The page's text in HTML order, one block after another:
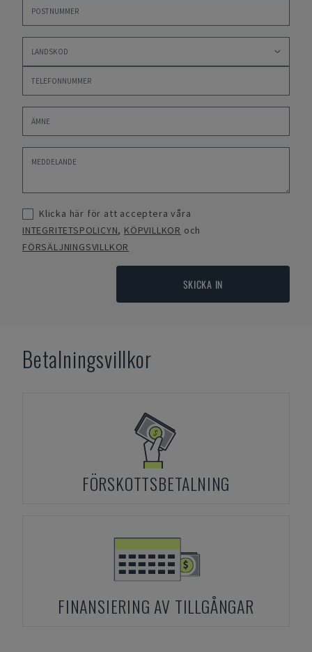
Klicka här för att acceptera våra
INTEGRITETSPOLICYN, KÖPVILLKOR och
FÖRSÄLJNINGSVILLKOR
SKICKA IN
Betalningsvillkor
FÖRSKOTTSBETALNING
FINANSIERING AV TILLGÅNGAR